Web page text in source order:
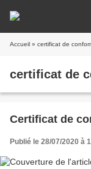
Accueil » certificat de
certificat de
Certificat de
Publié le 28/07/2020 à